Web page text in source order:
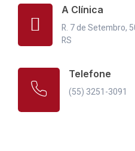
A Clínica
R. 7 de Setembro,
RS
Telefone
(55) 3251-3091